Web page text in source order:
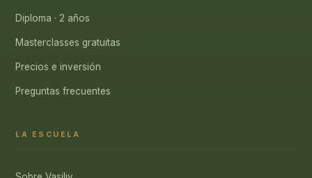
Diploma · 2 años
Masterclasses gratuitas
Precios e inversión
Preguntas frecuentes
LA ESCUELA